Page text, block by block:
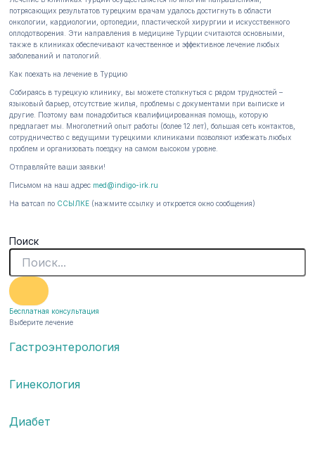
потрясающих результатов турецким врачам удалось достигнуть в области
онкологии, кардиологии, ортопедии, пластической хирургии и искусственного
оплодотворения. Эти направления в медицине Турции считаются основными,
также в клиниках обеспечивают качественное и эффективное лечение любых
заболеваний и патологий.
Как поехать на лечение в Турцию
Собираясь в турецкую клинику, вы можете столкнуться с рядом трудностей –
языковый барьер, отсутствие жилья, проблемы с документами при выписке и
другие. Поэтому вам понадобиться квалифицированная помощь, которую
предлагает мы. Многолетний опыт работы (более 12 лет), большая сеть контактов,
сотрудничество с ведущими турецкими клиниками позволяют избежать любых
проблем и организовать поездку на самом высоком уровне.
Отправляйте ваши заявки!
Письмом на наш адрес med@indigo-irk.ru
На ватсап по ССЫЛКЕ (нажмите ссылку и откроется окно сообщения)
Поиск
Бесплатная консультация
Выберите лечение
Гастроэнтерология
Гинекология
Диабет